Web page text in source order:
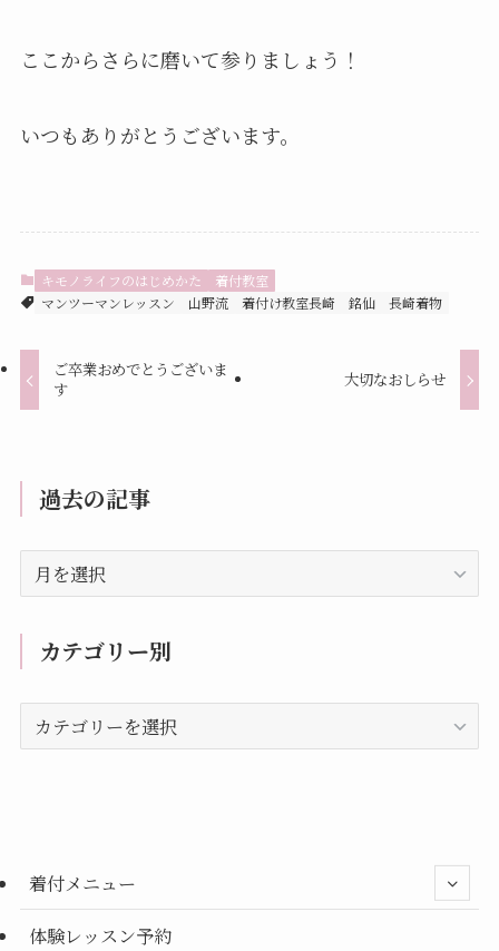
ここからさらに磨いて参りましょう！
いつもありがとうございます。
キモノライフのはじめかた
着付教室
マンツーマンレッスン
山野流 着付け教室長崎 銘仙 長崎着物
ご卒業おめでとうございま
す
大切なおしらせ
過去の記事
去
事
カテゴリー別
テ
着付メニュー
体験レッスン予約